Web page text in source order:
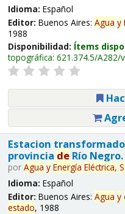
Idioma: Español
Editor: Buenos Aires: Agua y
1988
Disponibilidad: Ítems
topográfica: 621.374.5/A282/
Estacion
provincia deRío Negro.
por Agua y Energía Eléctrica,
Idioma: Español
Editor: Buenos Aires: Agua y
estado, 1988